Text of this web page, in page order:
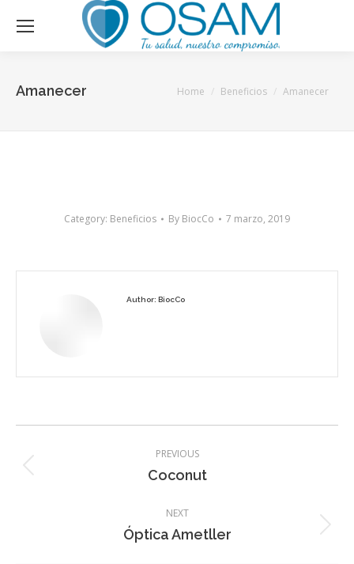
Amanecer You are here:
Home Beneficios Amanecer
Category: Beneficios By BiocCo 7 marzo, 2019
Author: BiocCo
navigation
PREVIOUS
Previous
Coconut
NEXT
Next
Óptica Ametller